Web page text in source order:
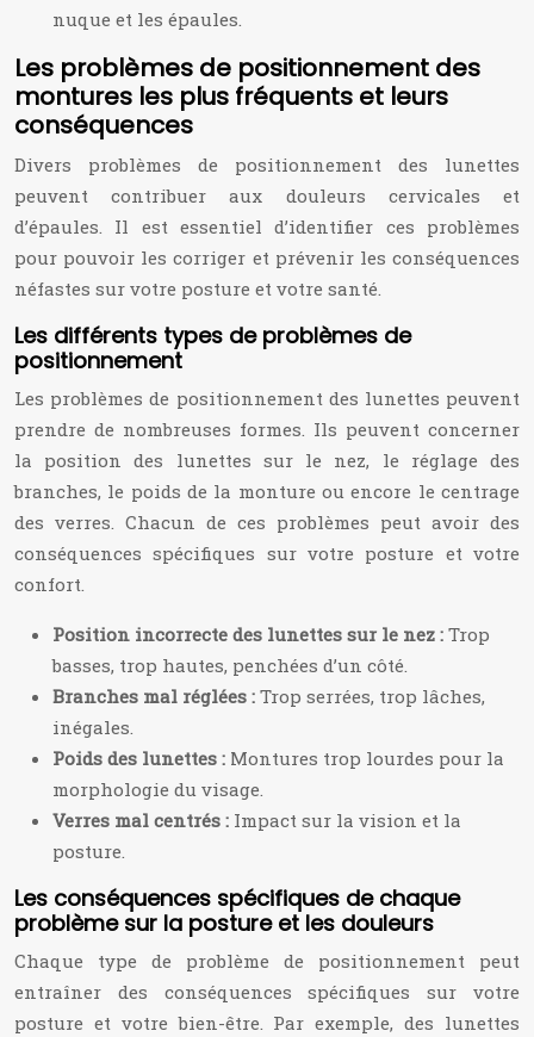
nuque et les épaules.
Les problèmes de positionnement des
montures les plus fréquents et leurs
conséquences
Divers problèmes de positionnement des lunettes
peuvent contribuer aux douleurs cervicales et
d’épaules. Il est essentiel d’identifier ces problèmes
pour pouvoir les corriger et prévenir les conséquences
néfastes sur votre posture et votre santé.
Les différents types de problèmes de
positionnement
Les problèmes de positionnement des lunettes peuvent
prendre de nombreuses formes. Ils peuvent concerner
la position des lunettes sur le nez, le réglage des
branches, le poids de la monture ou encore le centrage
des verres. Chacun de ces problèmes peut avoir des
conséquences spécifiques sur votre posture et votre
confort.
Position incorrecte des lunettes sur le nez : Trop
basses, trop hautes, penchées d’un côté.
Branches mal réglées : Trop serrées, trop lâches,
inégales.
Poids des lunettes : Montures trop lourdes pour la
morphologie du visage.
Verres mal centrés : Impact sur la vision et la
posture.
Les conséquences spécifiques de chaque
problème sur la posture et les douleurs
Chaque type de problème de positionnement peut
entraîner des conséquences spécifiques sur votre
posture et votre bien-être. Par exemple, des lunettes